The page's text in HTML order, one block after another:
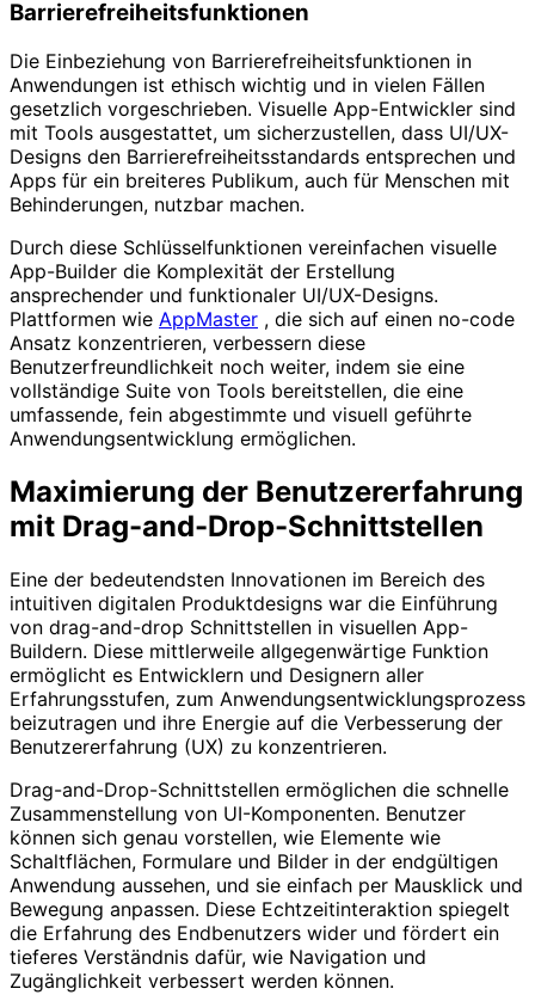
Barrierefreiheitsfunktionen
Die Einbeziehung von Barrierefreiheitsfunktionen in
Anwendungen ist ethisch wichtig und in vielen Fällen
gesetzlich vorgeschrieben. Visuelle App-Entwickler sind
mit Tools ausgestattet, um sicherzustellen, dass UI/UX-
Designs den Barrierefreiheitsstandards entsprechen und
Apps für ein breiteres Publikum, auch für Menschen mit
Behinderungen, nutzbar machen.
Durch diese Schlüsselfunktionen vereinfachen visuelle
App-Builder die Komplexität der Erstellung
ansprechender und funktionaler UI/UX-Designs.
Plattformen wie AppMaster , die sich auf einen no-code
Ansatz konzentrieren, verbessern diese
Benutzerfreundlichkeit noch weiter, indem sie eine
vollständige Suite von Tools bereitstellen, die eine
umfassende, fein abgestimmte und visuell geführte
Anwendungsentwicklung ermöglichen.
Maximierung der Benutzererfahrung
mit Drag-and-Drop-Schnittstellen
Eine der bedeutendsten Innovationen im Bereich des
intuitiven digitalen Produktdesigns war die Einführung
von drag-and-drop Schnittstellen in visuellen App-
Buildern. Diese mittlerweile allgegenwärtige Funktion
ermöglicht es Entwicklern und Designern aller
Erfahrungsstufen, zum Anwendungsentwicklungsprozess
beizutragen und ihre Energie auf die Verbesserung der
Benutzererfahrung (UX) zu konzentrieren.
Drag-and-Drop-Schnittstellen ermöglichen die schnelle
Zusammenstellung von UI-Komponenten. Benutzer
können sich genau vorstellen, wie Elemente wie
Schaltflächen, Formulare und Bilder in der endgültigen
Anwendung aussehen, und sie einfach per Mausklick und
Bewegung anpassen. Diese Echtzeitinteraktion spiegelt
die Erfahrung des Endbenutzers wider und fördert ein
tieferes Verständnis dafür, wie Navigation und
Zugänglichkeit verbessert werden können.